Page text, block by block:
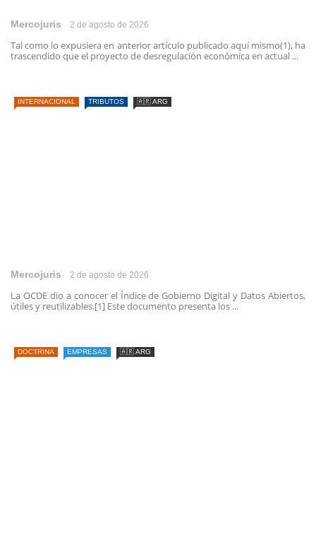
Mercojuris 2 de agosto de 2026
Tal como lo expusiera en anterior artículo publicado aquí mismo(1), ha
trascendido que el proyecto de desregulación económica en actual ...
INTERNACIONAL TRIBUTOS 🇦🇷 ARG
Mercojuris 2 de agosto de 2026
La OCDE dio a conocer el Índice de Gobierno Digital y Datos Abiertos,
útiles y reutilizables.[1] Este documento presenta los ...
DOCTRINA EMPRESAS 🇦🇷 ARG